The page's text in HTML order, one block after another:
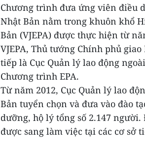
Chương trình đưa ứng viên điều
Nhật Bản nằm trong khuôn khổ
Bản (VJEPA) được thực hiện từ
VJEPA, Thủ tướng Chính phủ
tiếp là Cục Quản lý lao động
Chương trình EPA.
Từ năm 2012, Cục Quản lý lao
Bản tuyển chọn và đưa vào đào
dưỡng, hộ lý tổng số 2.147
được sang làm việc tại các cơ sở